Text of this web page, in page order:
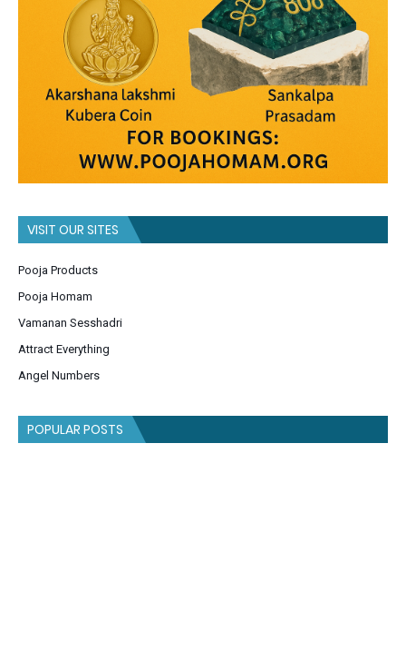
VISIT OUR SITES
Pooja Products
Pooja Homam
Vamanan Sesshadri
Attract Everything
Angel Numbers
POPULAR POSTS